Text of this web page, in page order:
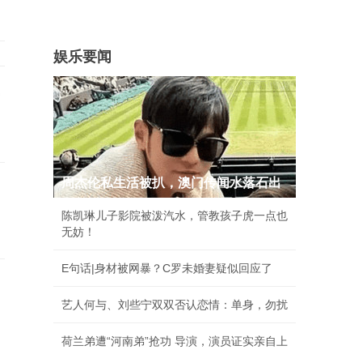
娱乐要闻
周杰伦私生活被扒，澳门传闻水落石出
陈凯琳儿子影院被泼汽水，管教孩子虎一点也
无妨！
E句话|身材被网暴？C罗未婚妻疑似回应了
艺人何与、刘些宁双双否认恋情：单身，勿扰
荷兰弟遭“河南弟”抢功 导演，演员证实亲自上